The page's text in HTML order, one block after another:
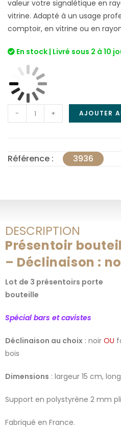
valeur votre signalétique en
vitrine. Adapté à un usage
comptoir, en vitrine ou en
En stock | Livré sous 2 à 10
- + AJOUTER
Référence : 3936
DESCRIPTION
Présentoir
– Déclinaison :
Lot de 3 présentoirs porte
bouteille
Spécial bars et cavistes
Déclinaison au choix : noir OU
bois
Dimensions : largeur 15 cm,
Support en polystyrène 2 mm
Fabriqué en France.